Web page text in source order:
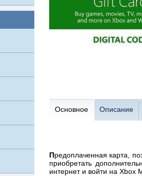
Основное Описание
Предоплаченная карта,
приобретать
интернет и войти на Xbox